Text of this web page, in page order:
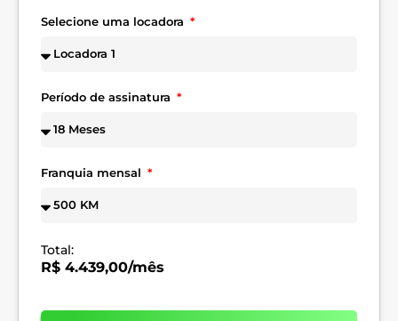
Selecione uma locadora
Período de assinatura
Franquia mensal
Total:
R$ 4.439,00/mês